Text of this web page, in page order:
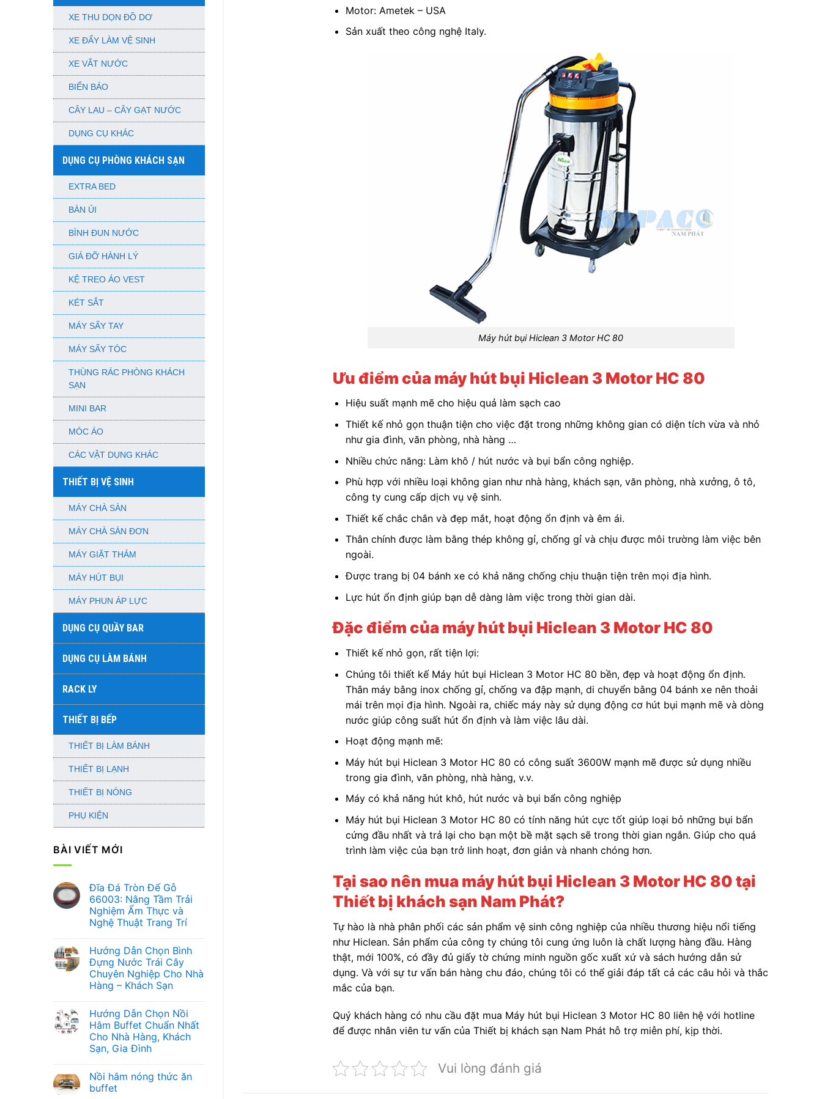
XE THU DỌN ĐỒ DƠ
XE ĐẨY LÀM VỆ SINH
XE VẮT NƯỚC
BIỂN BÁO
CÂY LAU – CÂY GẠT NƯỚC
DỤNG CỤ KHÁC
DỤNG CỤ PHÒNG KHÁCH SẠN
EXTRA BED
BÀN ỦI
BÌNH ĐUN NƯỚC
GIÁ ĐỠ HÀNH LÝ
KỆ TREO ÁO VEST
KÉT SẮT
MÁY SẤY TAY
MÁY SẤY TÓC
THÙNG RÁC PHÒNG KHÁCH
SẠN
MINI BAR
MÓC ÁO
CÁC VẬT DỤNG KHÁC
THIẾT BỊ VỆ SINH
MÁY CHÀ SÀN
MÁY CHÀ SÀN ĐƠN
MÁY GIẶT THẢM
MÁY HÚT BỤI
MÁY PHUN ÁP LỰC
DỤNG CỤ QUẦY BAR
DỤNG CỤ LÀM BÁNH
RACK LY
THIẾT BỊ BẾP
THIẾT BỊ LÀM BÁNH
THIẾT BỊ LẠNH
THIẾT BỊ NÓNG
PHỤ KIỆN
BÀI VIẾT MỚI
Đĩa Đá Tròn Đế Gỗ
66003: Nâng Tầm Trải
Nghiệm Ẩm Thực và
Nghệ Thuật Trang Trí
bình
luận
ở
Đĩa
Đá
Tròn
66003:
Nâng
Tầm
Trải
Nghiệm
Ẩm
Nghệ
Thuật
Trang
Hướng Dẫn Chọn Bình
Đựng Nước Trái Cây
Chuyên Nghiệp Cho Nhà
Hàng – Khách Sạn
bình
luận
ở
Hướng
Dẫn
Chọn
Nước
Trái
Cây
Hướng Dẫn Chọn Nồi
Hâm Buffet Chuẩn Nhất
Cho Nhà Hàng, Khách
Sạn, Gia Đình
bình
luận
ở
Nồi hâm nóng thức ăn
buffet
Motor: Ametek – USA
Sản xuất theo công nghệ Italy.
Máy hút bụi Hiclean 3 Motor HC 80
Ưu điểm của máy hút bụi Hiclean 3 Motor HC 80
Hiệu suất mạnh mẽ cho hiệu quả làm sạch cao
Thiết kế nhỏ gọn thuận tiện cho việc đặt trong những không gian có diện tích vừa và nhỏ
như gia đình, văn phòng, nhà hàng …
Nhiều chức năng: Làm khô / hút nước và bụi bẩn công nghiệp.
Phù hợp với nhiều loại không gian như nhà hàng, khách sạn, văn phòng, nhà xưởng, ô tô,
công ty cung cấp dịch vụ vệ sinh.
Thiết kế chắc chắn và đẹp mắt, hoạt động ổn định và êm ái.
Thân chính được làm bằng thép không gỉ, chống gỉ và chịu được môi trường làm việc bên
ngoài.
Được trang bị 04 bánh xe có khả năng chống chịu thuận tiện trên mọi địa hình.
Lực hút ổn định giúp bạn dễ dàng làm việc trong thời gian dài.
Đặc điểm của máy hút bụi Hiclean 3 Motor HC 80
Thiết kế nhỏ gọn, rất tiện lợi:
Chúng tôi thiết kế Máy hút bụi Hiclean 3 Motor HC 80 bền, đẹp và hoạt động ổn định.
Thân máy bằng inox chống gỉ, chống va đập mạnh, di chuyển bằng 04 bánh xe nên thoải
mái trên mọi địa hình. Ngoài ra, chiếc máy này sử dụng động cơ hút bụi mạnh mẽ và dòng
nước giúp công suất hút ổn định và làm việc lâu dài.
Hoạt động mạnh mẽ:
Máy hút bụi Hiclean 3 Motor HC 80 có công suất 3600W mạnh mẽ được sử dụng nhiều
trong gia đình, văn phòng, nhà hàng, v.v.
Máy có khả năng hút khô, hút nước và bụi bẩn công nghiệp
Máy hút bụi Hiclean 3 Motor HC 80 có tính năng hút cực tốt giúp loại bỏ những bụi bẩn
cứng đầu nhất và trả lại cho bạn một bề mặt sạch sẽ trong thời gian ngắn. Giúp cho quá
trình làm việc của bạn trở linh hoạt, đơn giản và nhanh chóng hơn.
Tại sao nên mua máy hút bụi Hiclean 3 Motor HC 80 tại
Thiết bị khách sạn Nam Phát?
Tự hào là nhà phân phối các sản phẩm vệ sinh công nghiệp của nhiều thương hiệu nổi tiếng
như Hiclean. Sản phẩm của công ty chúng tôi cung ứng luôn là chất lượng hàng đầu. Hàng
thật, mới 100%, có đầy đủ giấy tờ chứng minh nguồn gốc xuất xứ và sách hướng dẫn sử
dụng. Và với sự tư vấn bán hàng chu đáo, chúng tôi có thể giải đáp tất cả các câu hỏi và thắc
mắc của bạn.
Quý khách hàng có nhu cầu đặt mua Máy hút bụi Hiclean 3 Motor HC 80 liên hệ với hotline
để được nhân viên tư vấn của Thiết bị khách sạn Nam Phát hỗ trợ miễn phí, kịp thời.
Vui lòng đánh giá